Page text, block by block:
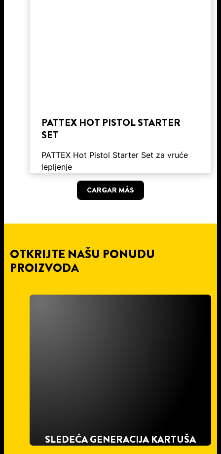
PATTEX HOT PISTOL STARTER
SET
PATTEX Hot Pistol Starter Set za vruće
lepljenje
CARGAR MÁS
OTKRIJTE NAŠU PONUDU
PROIZVODA
SLEDEĆA GENERACIJA KARTUŠA